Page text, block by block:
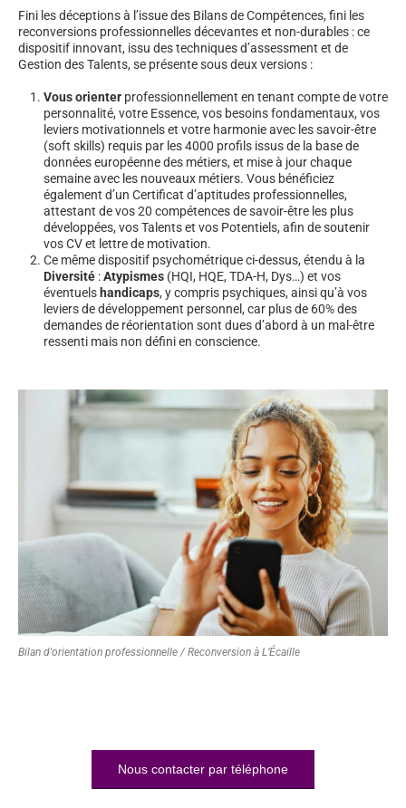
Fini les déceptions à l’issue des Bilans de Compétences, fini les
reconversions professionnelles décevantes et non-durables : ce
dispositif innovant, issu des techniques d’assessment et de
Gestion des Talents, se présente sous deux versions :
Vous orienter professionnellement en tenant compte de votre
personnalité, votre Essence, vos besoins fondamentaux, vos
leviers motivationnels et votre harmonie avec les savoir-être
(soft skills) requis par les 4000 profils issus de la base de
données européenne des métiers, et mise à jour chaque
semaine avec les nouveaux métiers. Vous bénéficiez
également d’un Certificat d’aptitudes professionnelles,
attestant de vos 20 compétences de savoir-être les plus
développées, vos Talents et vos Potentiels, afin de soutenir
vos CV et lettre de motivation.
Ce même dispositif psychométrique ci-dessus, étendu à la
Diversité :Atypismes (HQI, HQE, TDA-H, Dys…) et vos
éventuels handicaps, y compris psychiques, ainsi qu’à vos
leviers de développement personnel, car plus de 60% des
demandes de réorientation sont dues d’abord à un mal-être
ressenti mais non défini en conscience.
Bilan d'orientation professionnelle / Reconversion à L’Écaille
Nous contacter par téléphone